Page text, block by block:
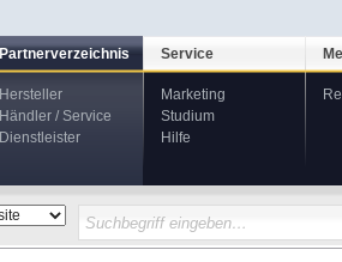
Partnerverzeichnis
Hersteller
Händler / Service
Dienstleister
Service
Marketing
Studium
Hilfe